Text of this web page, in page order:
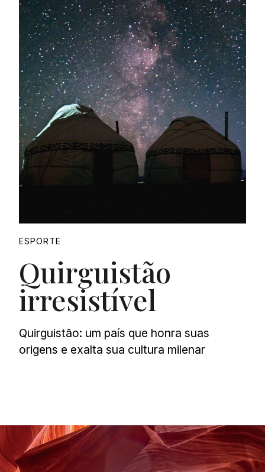
Proudly
ESPORTE
Quirguistão
irresistível
Quirguistão: um país que honra suas
origens e exalta sua cultura milenar